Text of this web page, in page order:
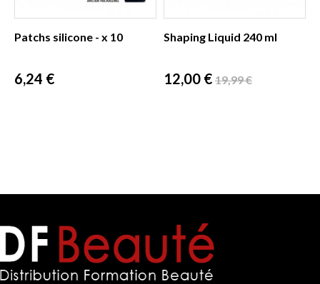
Patchs silicone - x 10
Prix
6,24 €
Shaping Liquid 240 ml
Prix
12,00 €Prix
19,99 €